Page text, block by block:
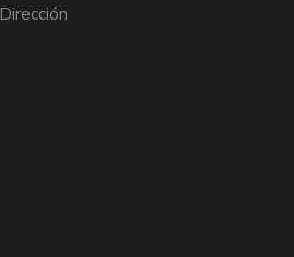
Dirección